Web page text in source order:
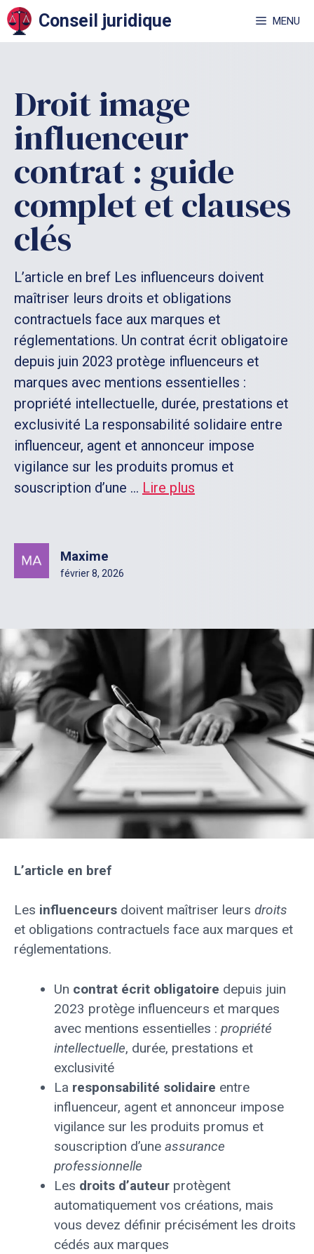
Aller
au
Conseil juridique MENU
Droit image
influenceur
contrat : guide
complet et clauses
clés
L’article en bref Les influenceurs doivent
maîtriser leurs droits et obligations
contractuels face aux marques et
réglementations. Un contrat écrit obligatoire
depuis juin 2023 protège influenceurs et
marques avec mentions essentielles :
propriété intellectuelle, durée, prestations et
exclusivité La responsabilité solidaire entre
influenceur, agent et annonceur impose
vigilance sur les produits promus et
souscription d’une ... Lire plus
Maxime
février 8, 2026
L’article en bref
Les influenceurs doivent maîtriser leurs droits
et obligations contractuels face aux marques et
réglementations.
Un contrat écrit obligatoire depuis juin
2023 protège influenceurs et marques
avec mentions essentielles : propriété
intellectuelle, durée, prestations et
exclusivité
La responsabilité solidaire entre
influenceur, agent et annonceur impose
vigilance sur les produits promus et
souscription d’une assurance
professionnelle
Les droits d’auteur protègent
automatiquement vos créations, mais
vous devez définir précisément les droits
cédés aux marques